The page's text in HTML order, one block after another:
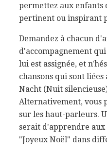
permettez aux enfants
pertinent ou inspirant
Demandez à chacun
d'accompagnement
lui est assignée, et
chansons qui sont
Nacht (Nuit
Alternativement, vous
sur les haut-parleurs.
serait d'apprendre
"Joyeux Noël" dans